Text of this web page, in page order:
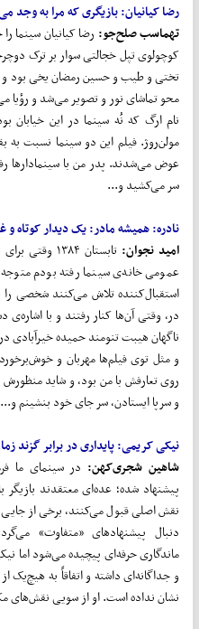
رضا کیانیان: بازیگری که مرا به وجد
تهماسب صلح‌جو:رضا کیانیان سینما
کوچولوی تپل خجالتی سوار بر ترک
تختی و طیب و حسین رمضان یخی بود و
محو تماشای نور و تصویر می‌شد و رؤیا
نام ارگ که نُه سینما در این خیابان
مولن‌روژ. فیلم این دو سینما نسبت به
عوض می‌شدند. پدر من با سینمادار‌ها
سر می‌کشید و...
نادره: همیشه مادر: یک دیدار کوتاه و
امید نجوان:
تابستان ۱۳۸۴
عمومی خانه‌ی سینما رفته بودم
استقبال‌کننده تلاش می‌کنند شخصی
در، وقتی آن‌ها کنار رفتند و با
ناگهان هیبت تنومند حمیده خیرآبادی
و مثل توی فیلم‌ها مهربان و
روی تعارفش با من بود، و شاید
و سرپا ایستادن، سر جای خود بنشینم و...
نیکی کریمی: پایداری در برابر گزند
شاهین شجری‌کهن:در سینمای ما
پیشنهاد شده؛ عده‌ای معتقدند بازیگر
نقش اصلی قبول می‌کنند، برخی از جایی
دنبال پیشنهادهای «متفاوت»
ماندگاری حرفه‌ای پیچیده می‌شود اما
و جداگانه‌ای داشته و اتفاقاً به هیچ‌یک
نشان نداده است. او از سویی نقش‌های